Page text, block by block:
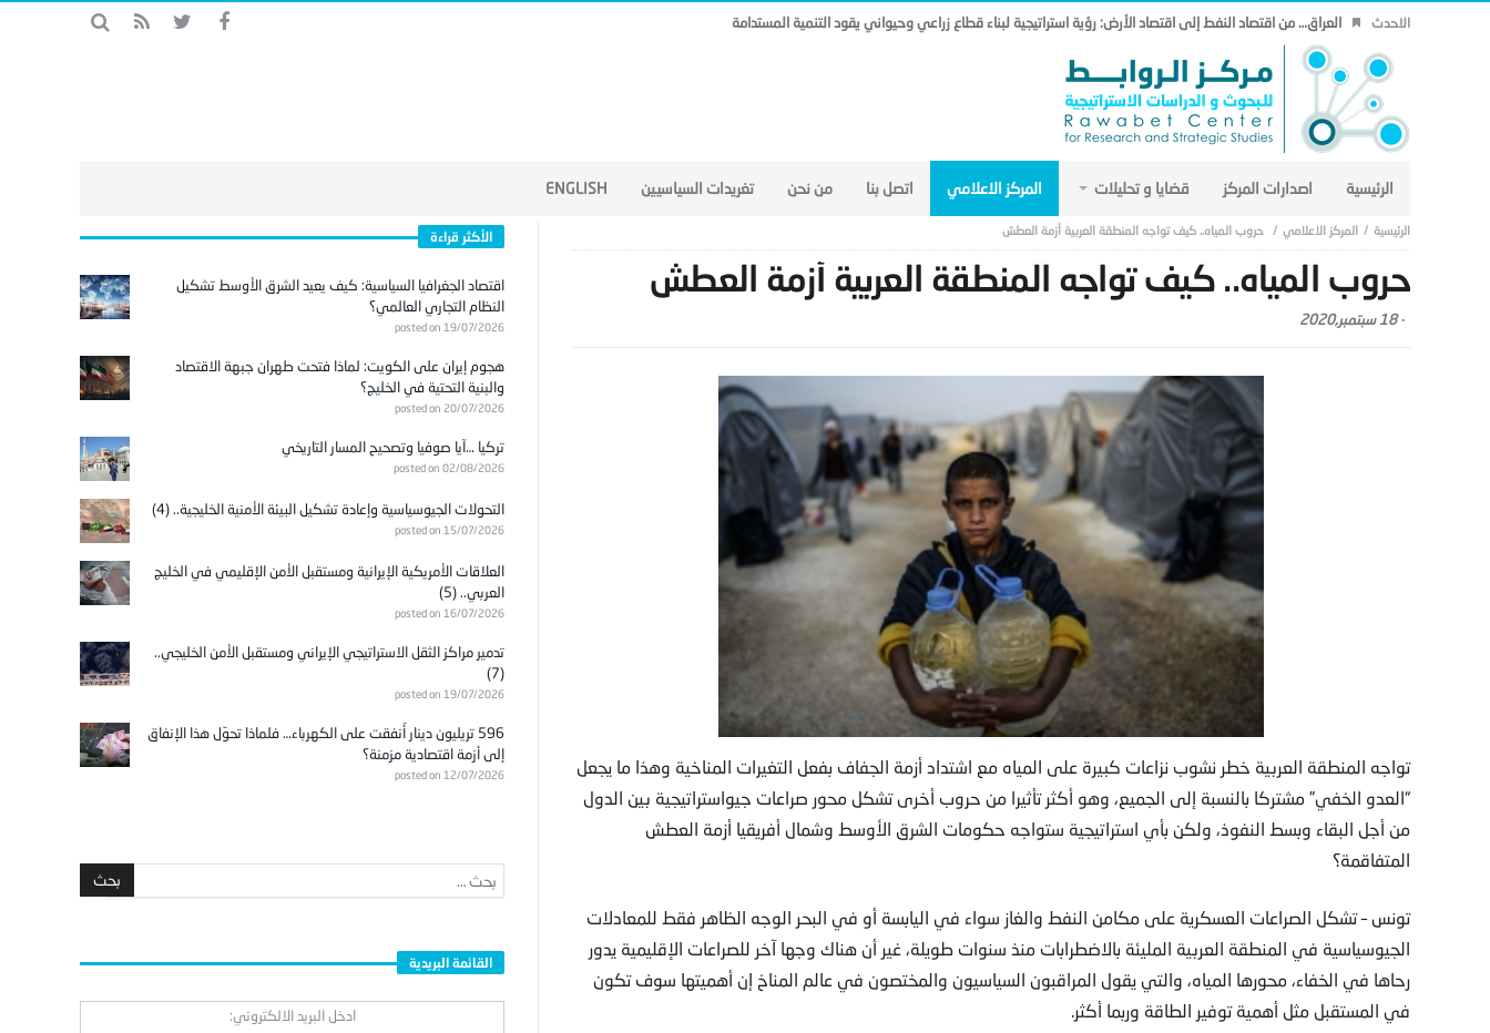
الاحدث العراق… من اقتصاد النفط إلى اقتصاد الأرض: رؤية استراتيجية لبناء قطاع زراعي وحيواني يقود التنمية المستدامة
الرئيسية اصدارات المركز قضايا و تحليلات المركز الاعلامي اتصل بنا من نحن تغريدات السياسيين ENGLISH
المركز الاعلامي حروب المياه.. كيف تواجه المنطقة العربية أزمة العطش
حروب المياه.. كيف تواجه المنطقة العربية أزمة العطش
-18 سبتمبر,2020
تواجه المنطقة العربية خطر نشوب نزاعات كبيرة على المياه مع اشتداد أزمة الجفاف بفعل التغيرات المناخية وهذا ما يجعل
“العدو الخفي” مشتركا بالنسبة إلى الجميع، وهو أكثر تأثيرا من حروب أخرى تشكل محور صراعات جيواستراتيجية بين الدول
من أجل البقاء وبسط النفوذ، ولكن بأي استراتيجية ستواجه حكومات الشرق الأوسط وشمال أفريقيا أزمة العطش
المتفاقمة؟
تونس – تشكل الصراعات العسكرية على مكامن النفط والغاز سواء في اليابسة أو في البحر الوجه الظاهر فقط للمعادلات
الجيوسياسية في المنطقة العربية المليئة بالاضطرابات منذ سنوات طويلة، غير أن هناك وجها آخر للصراعات الإقليمية يدور
رحاها في الخفاء، محورها المياه، والتي يقول المراقبون السياسيون والمختصون في عالم المناخ إن أهميتها سوف تكون
في المستقبل مثل أهمية توفير الطاقة وربما أكثر.
الأكثر قراءة
اقتصاد الجغرافيا السياسية: كيف يعيد الشرق الأوسط تشكيل
النظام التجاري العالمي؟
posted on 19/07/2026
هجوم إيران على الكويت: لماذا فتحت طهران جبهة الاقتصاد
والبنية التحتية في الخليج؟
posted on 20/07/2026
تركيا …آيا صوفيا وتصحيح المسار التاريخي
posted on 02/08/2026
التحولات الجيوسياسية وإعادة تشكيل البيئة الأمنية الخليجية.. (4)
posted on 15/07/2026
العلاقات الأمريكية الإيرانية ومستقبل الأمن الإقليمي في الخليج
العربي.. (5)
posted on 16/07/2026
تدمير مراكز الثقل الاستراتيجي الإيراني ومستقبل الأمن الخليجي..
(7)
posted on 19/07/2026
596 تريليون دينار أُنفقت على الكهرباء… فلماذا تحوّل هذا الإنفاق
إلى أزمة اقتصادية مزمنة؟
posted on 12/07/2026
القائمة البريدية
ادخل البريد الالكتروني: